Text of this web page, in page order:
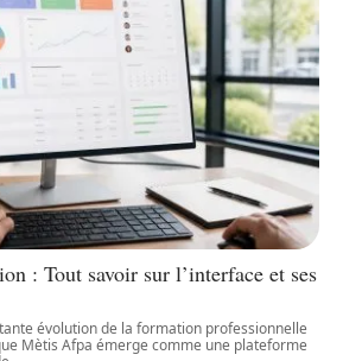
: Tout savoir sur l’interface et ses
évolution de la formation professionnelle
Mètis Afpa émerge comme une plateforme